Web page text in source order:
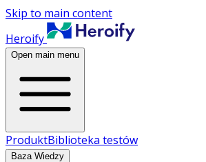
Skip to main content
Heroify
Open main menu
ProduktBiblioteka testów
Baza Wiedzy